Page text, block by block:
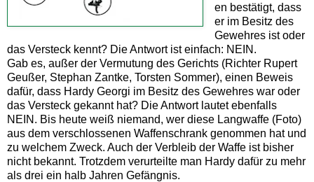
en bestätigt, dass
er im Besitz des
Gewehres ist oder
das Versteck kennt? Die Antwort ist einfach: NEIN.
Gab es, außer der Vermutung des Gerichts (Richter Rupert
Geußer, Stephan Zantke, Torsten Sommer), einen Beweis
dafür, dass Hardy Georgi im Besitz des Gewehres war oder
das Versteck gekannt hat? Die Antwort lautet ebenfalls
NEIN. Bis heute weiß niemand, wer diese Langwaffe (Foto)
aus dem verschlossenen Waffenschrank genommen hat und
zu welchem Zweck. Auch der Verbleib der Waffe ist bisher
nicht bekannt. Trotzdem verurteilte man Hardy dafür zu mehr
als drei ein halb Jahren Gefängnis.